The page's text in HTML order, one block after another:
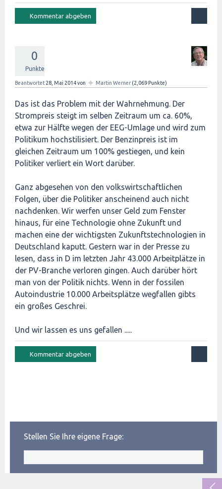
0
Punkte
Beantwortet 28, Mai 2014von ✦ Martin Werner (2,069 Punkte)
Das ist das Problem mit der Wahrnehmung. Der
Strompreis steigt im selben Zeitraum um ca. 60%,
etwa zur Hälfte wegen der EEG-Umlage und wird zum
Politikum hochstilisiert. Der Benzinpreis ist im
gleichen Zeitraum um 100% gestiegen, und kein
Politiker verliert ein Wort darüber.
Ganz abgesehen von den volkswirtschaftlichen
Folgen, über die Politiker anscheinend auch nicht
nachdenken. Wir werfen unser Geld zum Fenster
hinaus, für eine Technologie ohne Zukunft und
machen eine der wichtigsten Zukunftstechnologien in
Deutschland kaputt. Gestern war in der Presse zu
lesen, dass in D im letzten Jahr 43.000 Arbeitplätze in
der PV-Branche verloren gingen. Auch darüber hört
man von der Politik nichts. Wenn in der fossilen
Autoindustrie 10.000 Arbeitsplätze wegfallen gibts
ein großes Geschrei.
Und wir lassen es uns gefallen .....
Stellen Sie Ihre eigene Frage: